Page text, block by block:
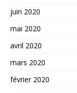
juin 2020
mai 2020
avril 2020
mars 2020
février 2020